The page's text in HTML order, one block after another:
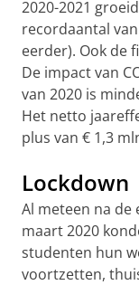
2020-2021
recordaantal
eerder). Ook de
De impact van
van 2020 is
Het netto
plus van € 1,3
Lockdown
Al meteen na
maart 2020
studenten hun
voortzetten,